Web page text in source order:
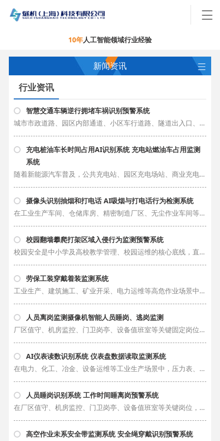
10年人工智能领域行业经验
新闻资讯
行业资讯
智慧交通车辆逆行拥堵车祸识别预警系统
城市市政道路、园区内部通道、小区车行道路、隧道出入口、厂区交通路段等场景，车辆逆行是引发交通事故、道路拥堵、交通秩序混乱的核心高危违规行为。相较于普通交通违章，车辆逆行具备突发性强、危险性高、避让空间小的特点，极易造……
充电桩油车长时间占用AI识别系统 充电站燃油车占用监测
系统
随着新能源汽车普及，公共充电站、园区充电场站、商业充电桩点位的使用率持续攀升，车位资源紧张、燃油车占位、电车充满不离场等问题，成为充电场站运营管理的普遍痛点。很多燃油车主习惯性将车辆停靠在充电车位，无充电需求却长期占……
摄像头识别抽烟和打电话 AI吸烟与打电话行为检测系统
在工业生产车间、仓储库房、精密制造厂区、无尘作业车间等重点管控场景中，员工违规吸烟、作业期间私自接打电话，是威胁厂区安全生产、影响作业规范、降低生产质量的高频隐患行为。多数生产厂区属于防火重点区域，明火、烟草极易引发……
校园翻墙攀爬打架区域入侵行为监测预警系统
校园安全是中小学及高校教学管理、校园运维的核心底线，直接关乎学生人身安全与校园秩序稳定。校园围墙周边、教学楼外墙、楼顶边缘、偏僻禁区、管控隔离区域等点位，是学生危险行为的高发区域，时常出现学生翻墙离校、攀爬建筑外墙、……
劳保工装穿戴着装监测系统
工业生产、建筑施工、矿业开采、电力运维等高危作业场景中，规范穿戴劳保工装与安全防护用品，是企业安全生产管理的第一道防线，也是规避人为安全事故的核心基础。多数现场安全隐患，均源于作业人员安全意识薄弱，存在侥幸心理，出现……
人员离岗监测摄像机智能人员睡岗、逃岗监测
厂区值守、机房监控、门卫岗亭、设备值班室等关键固定岗位，人员全天候在岗履职是保障生产安全、设备稳定运行、场地秩序可控的核心基础。传统岗位纪律管理普遍依赖管理人员人工巡检、随机抽查、监控回放核验等方式，存在明显的管理短……
AI仪表读数识别系统 仪表盘数据读取监测系统
在电力、化工、冶金、设备运维等工业生产场景中，压力表、温度表、流量表、电压表等各类传统模拟仪表盘，是反馈设备运行状态、把控生产工况、监测参数变化的核心依据。传统仪表数据采集工作高度依赖人工巡检记录，由运维人员定时现场……
人员睡岗识别系统 工作时间睡离岗预警系统
在厂区值守、机房监控、门卫岗亭、设备值班室等关键岗位，员工在岗履职状态直接关系企业生产安全、场地秩序与运营稳定性。这类岗位大多需要全天候值守，一旦出现工作时间睡岗、擅自离岗、无故脱岗等情况，会导致岗位监管缺位，无法及……
高空作业未系安全带监测系统 安全绳穿戴识别预警系统